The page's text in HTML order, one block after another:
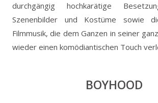
durchgängig hochkarätige
Szenenbilder und Kostüme sowie
Filmmusik, die dem Ganzen in seiner
wieder einen komödiantischen Touch
BOYHOOD